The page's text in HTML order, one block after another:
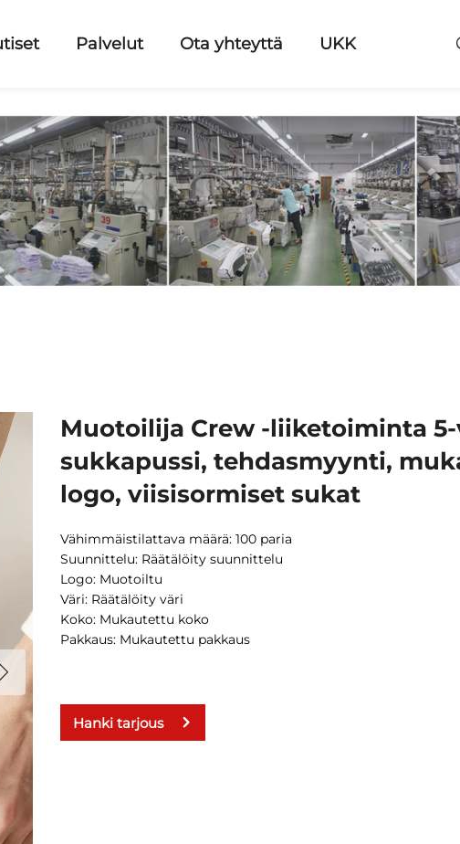
Palvelut Ota yhteyttä UKK
Muotoilija Crew -liiketoiminta
sukkapussi, tehdasmyynti,
logo, viisisormiset sukat
Vähimmäistilattava määrä: 100 paria
Suunnittelu: Räätälöity suunnittelu
Logo: Muotoiltu
Väri: Räätälöity väri
Koko: Mukautettu koko
Pakkaus: Mukautettu pakkaus
Hanki tarjous